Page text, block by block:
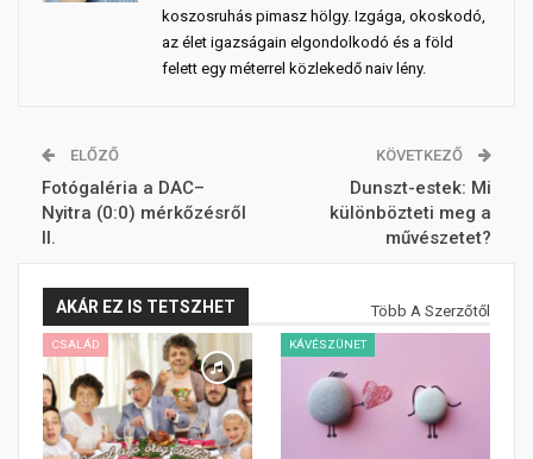
koszosruhás pimasz hölgy. Izgága, okoskodó,
az élet igazságain elgondolkodó és a föld
felett egy méterrel közlekedő naiv lény.
ELŐZŐ
Fotógaléria a DAC–
Nyitra (0:0) mérkőzésről
II.
KÖVETKEZŐ
Dunszt-estek: Mi
különbözteti meg a
művészetet?
AKÁR EZ IS TETSZHET Több A Szerzőtől
CSALÁD KÁVÉSZÜNET